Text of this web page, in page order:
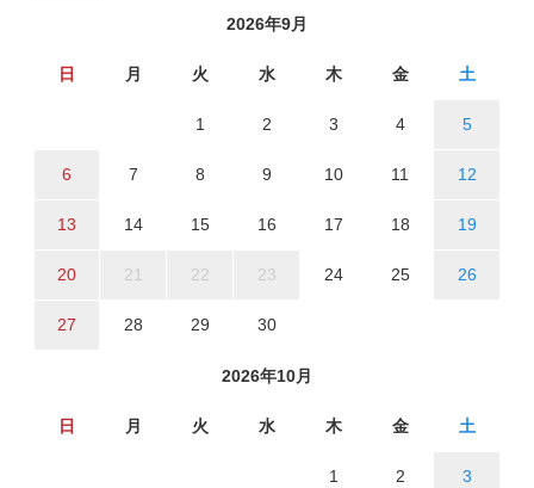
2026年9月
日 月 火 水 木 金 土
1 2 3 4 5
6 7 8 9 10 11 12
13 14 15 16 17 18 19
20 21 22 23 24 25 26
27 28 29 30
2026年10月
日 月 火 水 木 金 土
1 2 3